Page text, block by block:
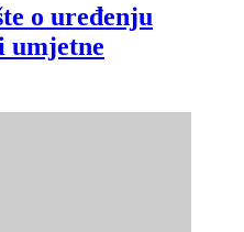
o uređenju
umjetne